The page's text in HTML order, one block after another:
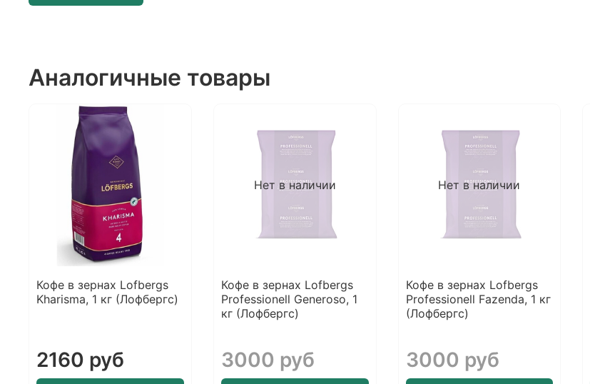
Аналогичные товары
Кофе в зернах Lofbergs
Kharisma, 1 кг (Лофбергс)
2160 руб
Нет в наличии
Кофе в зернах Lofbergs
Professionell Generoso, 1
кг (Лофбергс)
3000 руб
Нет в наличии
Кофе в зернах Lofbergs
Professionell Fazenda, 1 кг
(Лофбергс)
3000 руб